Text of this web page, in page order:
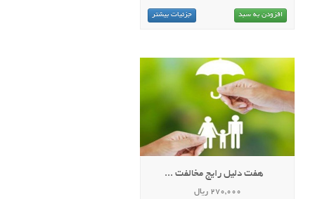
افزودن به سبد جزئیات بیشتر
هفت دلیل رایج مخالفت ...
270,000 ریال